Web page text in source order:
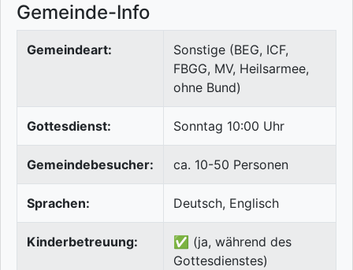
Gemeinde-Info
Gemeindeart:
Sonstige (BEG, ICF,
FBGG, MV, Heilsarmee,
ohne Bund)
Gottesdienst: Sonntag 10:00 Uhr
Gemeindebesucher: ca. 10-50 Personen
Sprachen: Deutsch, Englisch
Kinderbetreuung:
✅ (ja, während des
Gottesdienstes)